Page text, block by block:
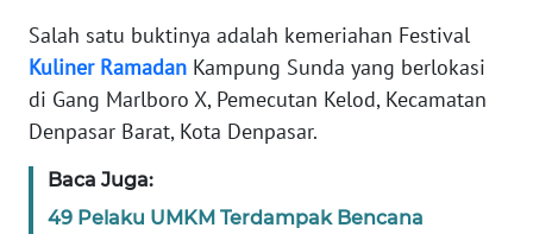
Salah satu buktinya adalah kemeriahan Festival
Kuliner Ramadan Kampung Sunda yang berlokasi
di Gang Marlboro X, Pemecutan Kelod, Kecamatan
Denpasar Barat, Kota Denpasar.
Baca Juga:
49 Pelaku UMKM Terdampak Bencana
Wahana
News
Regional